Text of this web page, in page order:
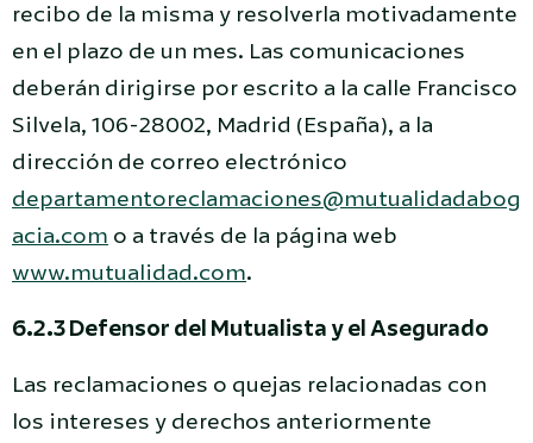
recibo de la misma y resolverla motivadamente
en el plazo de un mes. Las comunicaciones
deberán dirigirse por escrito a la calle Francisco
Silvela, 106-28002, Madrid (España), a la
dirección de correo electrónico
departamentoreclamaciones@mutualidadabog
acia.com o a través de la página web
www.mutualidad.com.
6.2.3 Defensor del Mutualista y el Asegurado
Las reclamaciones o quejas relacionadas con
los intereses y derechos anteriormente